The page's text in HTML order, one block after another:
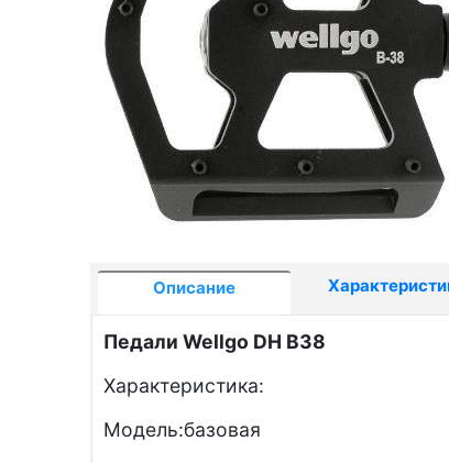
Описание
Педали Wellgo DH B38
Характеристика:
Модель:базовая